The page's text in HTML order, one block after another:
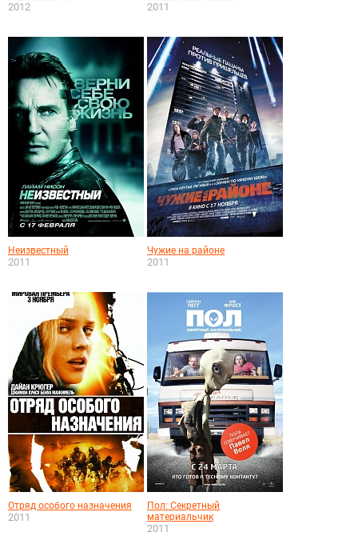
2012 2011
Неизвестный
2011
Чужие на районе
2011
Отряд особого назначения
2011
Пол: Секретный
материальчик
2011